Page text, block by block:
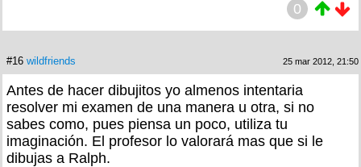
0
#16 wildfriends 25 mar 2012, 21:50
Antes de hacer dibujitos yo almenos intentaria
resolver mi examen de una manera u otra, si no
sabes como, pues piensa un poco, utiliza tu
imaginación. El profesor lo valorará mas que si le
dibujas a Ralph.